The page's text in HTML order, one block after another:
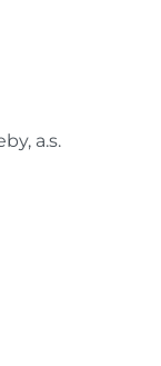
orientační.
cen na e-
a.s.